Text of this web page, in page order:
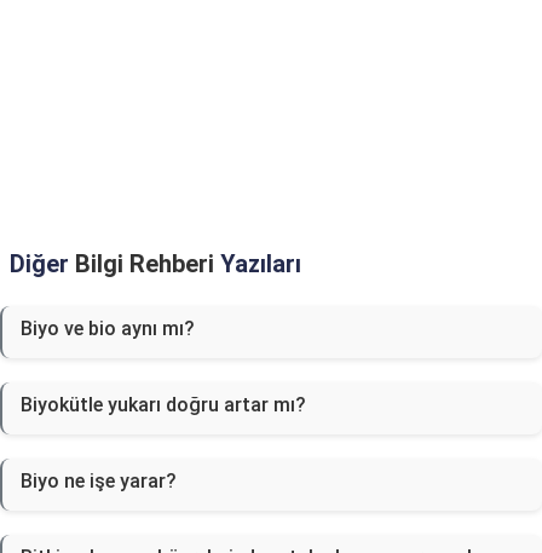
Diğer Bilgi Rehberi Yazıları
Biyo ve bio aynı mı?
Biyokütle yukarı doğru artar mı?
Biyo ne işe yarar?